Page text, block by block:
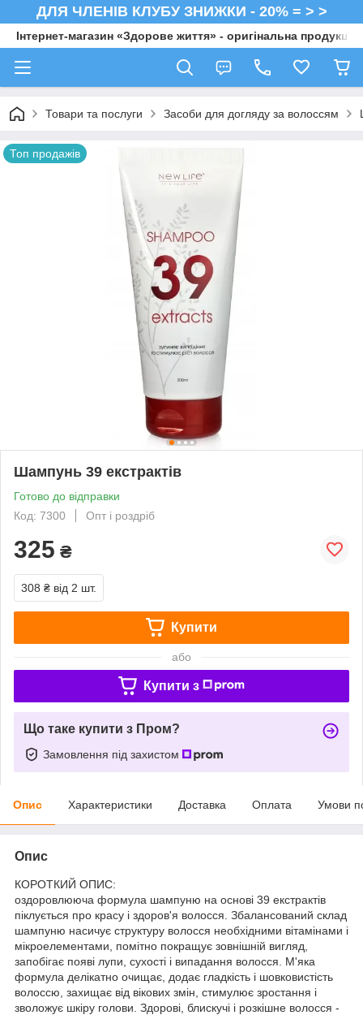
ДЛЯ ЧЛЕНІВ КЛУБУ ЗНИЖКИ - 20% = > >
Інтернет-магазин «Здорове життя» - оригінальна продукція
Товари та послуги Засоби для догляду за волоссям
Топ продажів
Шампунь 39 екстрактів
Готово до відправки
Код: 7300
Опт і роздріб
325 ₴
308 ₴ від 2 шт.
Купити
або
Купити з
Що таке купити з Пром?
Замовлення під захистом
Опис Характеристики Доставка Оплата Умови
Опис
КОРОТКИЙ ОПИС:
оздоровлююча формула шампуню на основі 39 екстрактів
піклується про красу і здоров'я волосся. Збалансований склад
шампуню насичує структуру волосся необхідними вітамінами і
мікроелементами, помітно покращує зовнішній вигляд,
запобігає появі лупи, сухості і випадання волосся. М'яка
формула делікатно очищає, додає гладкість і шовковистість
волоссю, захищає від вікових змін, стимулює зростання і
зволожує шкіру голови. Здорові, блискучі і розкішне волосся -